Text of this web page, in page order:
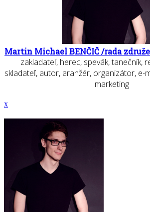
Martin Michael BENČIČ /rada
zakladateľ, herec, spevák, tanečník,
skladateľ, autor, aranžér, organizátor, e-
marketing
x